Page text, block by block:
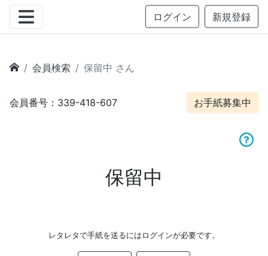
ログイン 新規登録
会員検索 保留中 さん
会員番号：339-418-607 お手紙募集中
保留中
レタレタで手紙を送るにはログインが必要です。